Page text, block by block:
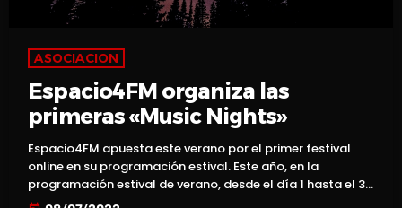
ASOCIACION
Espacio4FM organiza las
primeras «Music Nights»
Espacio4FM apuesta este verano por el primer festival
online en su programación estival. Este año, en la
programación estival de verano, desde el día 1 hasta el 31
de Agosto entre las 23 y las 2 de la madrugada no faltará